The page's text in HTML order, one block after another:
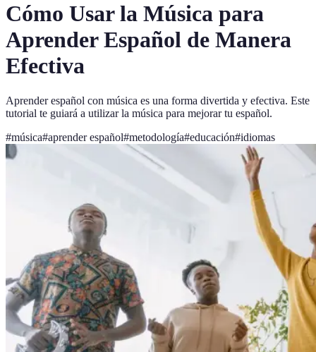
Cómo Usar la Música para
Aprender Español de Manera
Efectiva
Aprender español con música es una forma divertida y efectiva. Este
tutorial te guiará a utilizar la música para mejorar tu español.
#música#aprender español#metodología#educación#idiomas